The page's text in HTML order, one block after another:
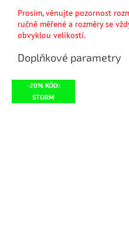
Prosím, věnujte pozornost
ručně měřené a rozměry se
obvyklou velikostí.
Doplňkové parametry
-20% KÓD:
STORM